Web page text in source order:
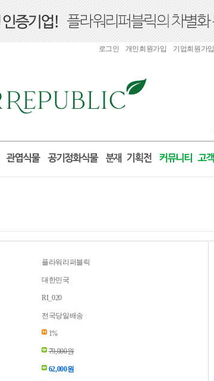
로그인 개인회원가입 기업회원가입
플라워리퍼블릭
대한민국
RI_020
전국당일배송
1%
79,000원
62,000원